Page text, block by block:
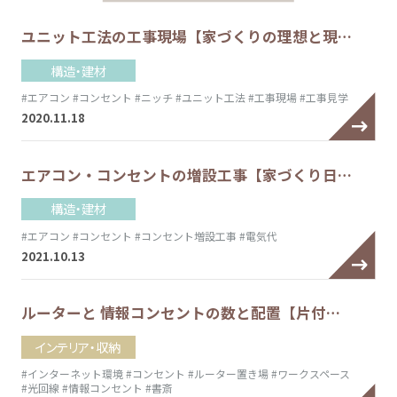
ユニット工法の工事現場【家づくりの理想と現…
構造・建材
#エアコン #コンセント #ニッチ#ユニット工法#工事現場#工事見学
2020.11.18
エアコン・コンセントの増設工事【家づくり日…
構造・建材
#エアコン #コンセント #コンセント増設工事 #電気代
2021.10.13
ルーターと 情報コンセントの数と配置【片付…
インテリア・収納
#インターネット環境#コンセント #ルーター置き場#ワークスペース
#光回線 #情報コンセント #書斎